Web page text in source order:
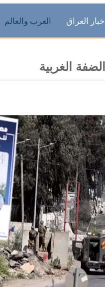
أخبار العراق العرب والعالم
الغربية